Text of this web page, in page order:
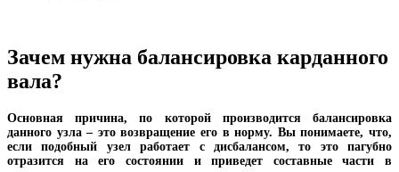
Зачем нужна балансировка карданного
вала?
Основная причина, по которой производится балансировка
данного узла – это возвращение его в норму. Вы понимаете, что,
если подобный узел работает с дисбалансом, то это пагубно
отразится на его состоянии и приведет составные части в